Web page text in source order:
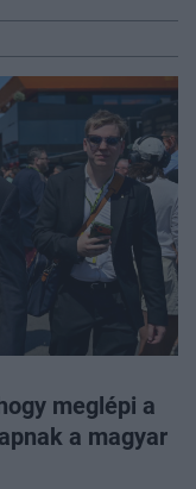
meglépi a
a magyar